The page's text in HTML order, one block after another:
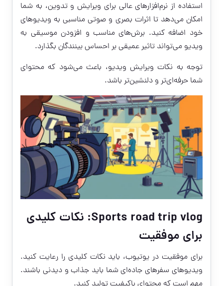
استفاده از نرم‌افزارهای عالی برای ویرایش و تدوین، به شما
امکان می‌دهد تا اثرات بصری و صوتی مناسبی به ویدیوهای
خود اضافه کنید. برش‌های مناسب و افزودن موسیقی به
ویدیو می‌تواند تاثیر عمیقی بر احساس بینندگان بگذارد.
توجه به نکات ویرایش ویدیو، باعث می‌شود که محتوای
شما حرفه‌ای‌تر و دلنشین‌تر باشد.
Sports road trip vlog: نکات کلیدی
برای موفقیت
برای موفقیت در یوتیوب، باید نکات کلیدی را رعایت کنید.
ویدیوهای سفرهای جاده‌ای شما باید جذاب و دیدنی باشند.